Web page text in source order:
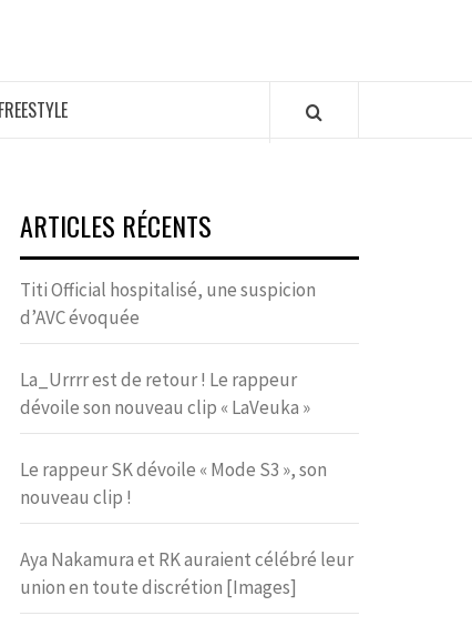
FREESTYLE
ARTICLES RÉCENTS
Titi Official hospitalisé, une suspicion
d’AVC évoquée
La_Urrrr est de retour ! Le rappeur
dévoile son nouveau clip « LaVeuka »
Le rappeur SK dévoile « Mode S3 », son
nouveau clip !
Aya Nakamura et RK auraient célébré leur
union en toute discrétion [Images]